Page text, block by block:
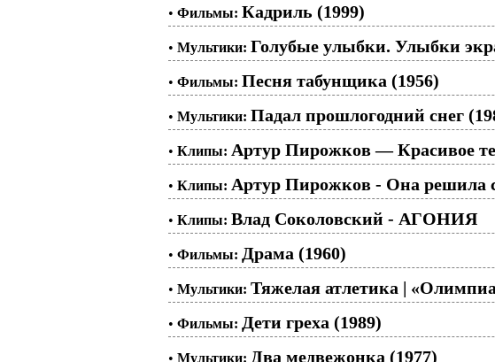
• Фильмы: Кадриль (1999)
• Мультики: Голубые улыбки. Улыбки
• Фильмы: Песня табунщика (1956)
• Мультики: Падал прошлогодний снег
• Клипы: Артур Пирожков — Красивое
• Клипы: Артур Пирожков - Она решила
• Клипы: Влад Соколовский - АГОНИЯ
• Фильмы: Драма (1960)
• Мультики: Тяжелая атлетика |
• Фильмы: Дети греха (1989)
• Мультики: Два медвежонка (1977)